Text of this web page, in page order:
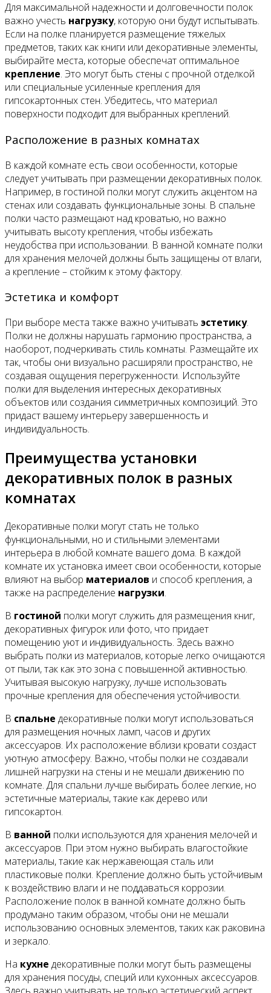
Для максимальной надежности и долговечности полок
важно учесть нагрузку, которую они будут испытывать.
Если на полке планируется размещение тяжелых
предметов, таких как книги или декоративные элементы,
выбирайте места, которые обеспечат оптимальное
крепление. Это могут быть стены с прочной отделкой
или специальные усиленные крепления для
гипсокартонных стен. Убедитесь, что материал
поверхности подходит для выбранных креплений.
Расположение в разных комнатах
В каждой комнате есть свои особенности, которые
следует учитывать при размещении декоративных полок.
Например, в гостиной полки могут служить акцентом на
стенах или создавать функциональные зоны. В спальне
полки часто размещают над кроватью, но важно
учитывать высоту крепления, чтобы избежать
неудобства при использовании. В ванной комнате полки
для хранения мелочей должны быть защищены от влаги,
а крепление – стойким к этому фактору.
Эстетика и комфорт
При выборе места также важно учитывать эстетику.
Полки не должны нарушать гармонию пространства, а
наоборот, подчеркивать стиль комнаты. Размещайте их
так, чтобы они визуально расширяли пространство, не
создавая ощущения перегруженности. Используйте
полки для выделения интересных декоративных
объектов или создания симметричных композиций. Это
придаст вашему интерьеру завершенность и
индивидуальность.
Преимущества установки
декоративных полок в разных
комнатах
Декоративные полки могут стать не только
функциональными, но и стильными элементами
интерьера в любой комнате вашего дома. В каждой
комнате их установка имеет свои особенности, которые
влияют на выбор материалов и способ крепления, а
также на распределение нагрузки.
В гостиной полки могут служить для размещения книг,
декоративных фигурок или фото, что придает
помещению уют и индивидуальность. Здесь важно
выбрать полки из материалов, которые легко очищаются
от пыли, так как это зона с повышенной активностью.
Учитывая высокую нагрузку, лучше использовать
прочные крепления для обеспечения устойчивости.
В спальне декоративные полки могут использоваться
для размещения ночных ламп, часов и других
аксессуаров. Их расположение вблизи кровати создаст
уютную атмосферу. Важно, чтобы полки не создавали
лишней нагрузки на стены и не мешали движению по
комнате. Для спальни лучше выбирать более легкие, но
эстетичные материалы, такие как дерево или
гипсокартон.
В ванной полки используются для хранения мелочей и
аксессуаров. При этом нужно выбирать влагостойкие
материалы, такие как нержавеющая сталь или
пластиковые полки. Крепление должно быть устойчивым
к воздействию влаги и не поддаваться коррозии.
Расположение полок в ванной комнате должно быть
продумано таким образом, чтобы они не мешали
использованию основных элементов, таких как раковина
и зеркало.
На кухне декоративные полки могут быть размещены
для хранения посуды, специй или кухонных аксессуаров.